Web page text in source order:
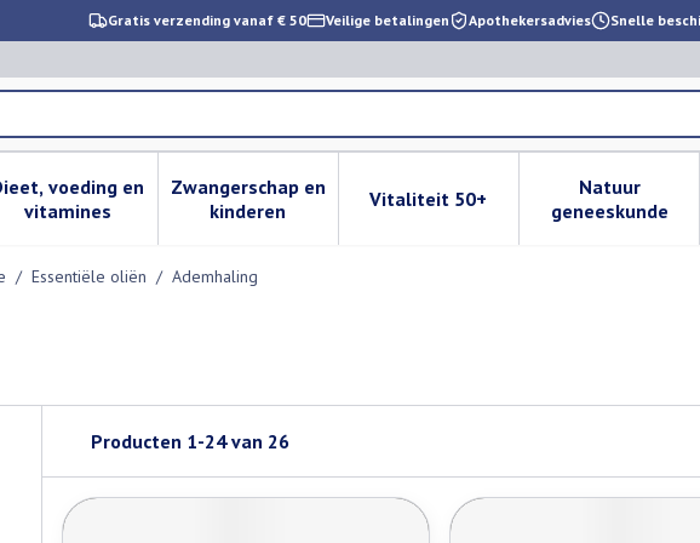
Gratis verzending vanaf € 50 Veilige betalingen Apothekersadvies Snelle
voor Schoonheid, verzorging en hygiëne categorie
voeding en
vitaminesToon submenu voor Dieet, voeding en vitamines categorie
Zwangerschap en
kinderenToon submenu voor Zwangerschap en kinderen
Vitaliteit 50+Toon submenu voor Vitaliteit
Natuur
geneeskunde
Toon
/ Essentiële oliën / Ademhaling
Producten 1-24van 26